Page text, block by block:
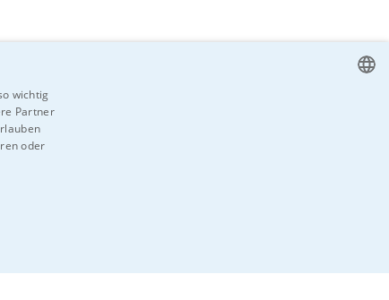
wichtig
Partner
oder